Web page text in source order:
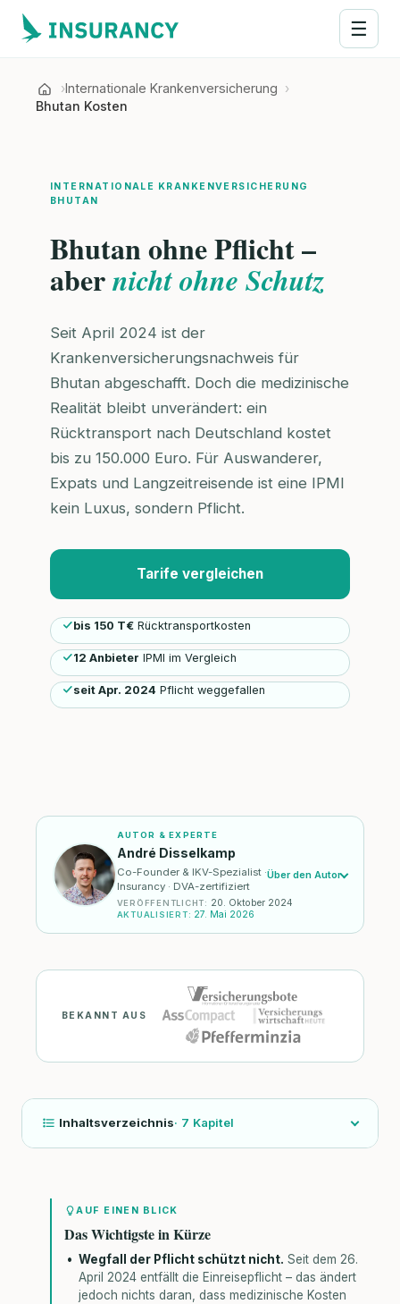
☰
Internationale Krankenversicherung
Bhutan Kosten
INTERNATIONALE KRANKENVERSICHERUNG
BHUTAN
Bhutan ohne Pflicht –
abernicht ohne Schutz
Seit April 2024 ist der
Krankenversicherungsnachweis für
Bhutan abgeschafft. Doch die medizinische
Realität bleibt unverändert: ein
Rücktransport nach Deutschland kostet
bis zu 150.000 Euro. Für Auswanderer,
Expats und Langzeitreisende ist eine IPMI
kein Luxus, sondern Pflicht.
Tarife vergleichen
bis 150 T€ Rücktransportkosten
12 Anbieter IPMI im Vergleich
seit Apr. 2024 Pflicht weggefallen
AUTOR & EXPERTE
André Disselkamp
Co-Founder & IKV-Spezialist ·
Insurancy · DVA-zertifiziert
VERÖFFENTLICHT: 20. Oktober 2024
AKTUALISIERT: 27. Mai 2026
Über den Autor
BEKANNT AUS
Inhaltsverzeichnis· 7 Kapitel
AUF EINEN BLICK
Das Wichtigste in Kürze
Wegfall der Pflicht schützt nicht. Seit dem 26.
April 2024 entfällt die Einreisepflicht – das ändert
jedoch nichts daran, dass medizinische Kosten